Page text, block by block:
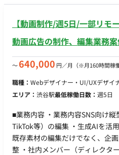
【動画制作/週5日/一部リモ
動画広告の制作、編集業務
〜640,000 円／月 （※月160時間稼
職種： Webデザイナー・UI/UXデザイ
エリア： 渋谷駅最低稼働日数： 週5日
■業務内容 ・業務内容SNS向け
TikTok等）の編集 ・生成AIを活
既存素材の編集だけでなく、企
整 ・社内メンバー（ディレクター